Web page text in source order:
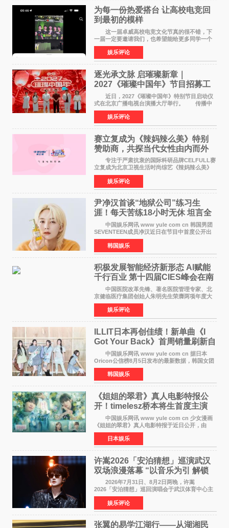
为每一份热爱搭台 让高校电竞回
到最初的模样
这一届卓威高校电竞文化节真的很不错，下
一届一定要邀请我们，也希望能给更多同学一个
来到现场的机会。 2026卓威高校电竞文化节
已经落下帷幕，在活动结束后，仍有不少高校电
竞社负责人和现
娱乐评论
逐光承文脉 启璀璨新章｜
2027《璀璨中国年》节目招募工
作圆满启动
近日，2027《璀璨中国年》特别节目启动仪
式在北京广播电视台演播大厅举行。 传播中
华优秀传统文化，弘扬纯正国风艺术，打造高规
格、高质感、正能量的文艺盛典，是璀璨中国年
矢志不渝的初心
娱乐评论
赛立复成为《辣妈辣么美》特别
赞助商，共探当代女性由内而外
活力美
专注于严肃抗衰的国际科研品牌CELFULL赛
立复成为北京卫视生活时尚综艺《辣妈辣么美》
的特别赞助商,明星辣妈袁咏仪倾情参与，向广大
都市女性传递健康生活新主张，寄语当代女性在
家庭与自我之间
娱乐评论
尹净汉首谈“地狱公司”练习生
涯！每天苦练18小时无休 坦言全
靠成员撑过来
中国娱乐网讯 www yule com cn 韩国男团
SEVENTEEN成员净汉近日在节目中首度公开出
道前的残酷练习生经历，并提及经纪公司Pledis
娱乐，引发广泛关注。 在8月2日播出的日本
TBS综艺节目《周
韩国娱乐
积极发展智能经济新形态 Al赋能
千行百业 第十四届CIES峰会在南
京盛大召开
中国医院改革先锋、著名医院管理专家、北
京健临医疗集团创始人朱明先生荣膺两项年度大
奖 2026年7月31日，盛夏金陵，长江之畔，
以重落地·真务实·强链接为主题的2026&lsquo;人
工智能+&rsquo
娱乐评论
ILLIT日本再创佳绩！新单曲《I
Got Your Back》首周销量刷新自
身纪录
中国娱乐网讯 www yule com cn 据日本
Oricon公信榜8月5日发布的最新数据，韩国女团
ILLIT在日本发行的第二张单曲《I Got Your
Back》首周销量达到71,009张，成功跻身最新一
期周单曲排行
韩国娱乐
《姐姐的翠君》真人电影特报公
开！timelesz桥本将生首度主演
12月4日上映
中国娱乐网讯 www yule com cn 少女漫画
《姐姐的翠君》真人电影特报于近日公开，由
timelesz成员桥本将生担任主演，这也是他首次
担任电影主演，引发高度关注。 女高中生咲
苗翠（中岛瑠菜
日本娱乐
许嵩2026「安泊猜想」巡演武汉
双场浪漫落幕 “以音乐为引 解锁
江城记忆”
2026年7月31日、8月2日两晚，许嵩
2026「安泊猜想」巡回演唱会于武汉体育中心主
体育场盛大开唱。许嵩与数万歌迷在此相聚，从
浪漫惬意的舞台设计到充满诚意与惊喜的现场互
动，共同开启了一场关于
娱乐评论
张翼的易学江湖行——从湖湘民